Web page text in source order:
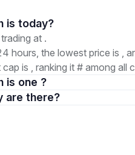
1. How much is today?
at .
hours, the lowest price is ,
cap is , ranking it # among all
is one ?
3. How many are there?